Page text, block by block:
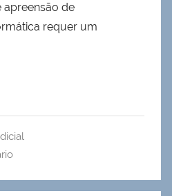
apreensão de
requer um